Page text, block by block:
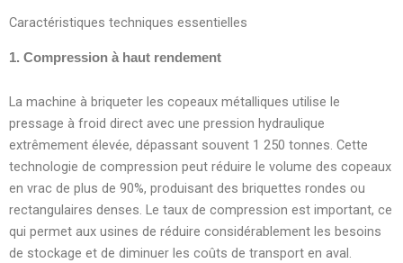
Caractéristiques techniques essentielles
1. Compression à haut rendement
La machine à briqueter les copeaux métalliques utilise le
pressage à froid direct avec une pression hydraulique
extrêmement élevée, dépassant souvent 1 250 tonnes. Cette
technologie de compression peut réduire le volume des copeaux
en vrac de plus de 90%, produisant des briquettes rondes ou
rectangulaires denses. Le taux de compression est important, ce
qui permet aux usines de réduire considérablement les besoins
de stockage et de diminuer les coûts de transport en aval.